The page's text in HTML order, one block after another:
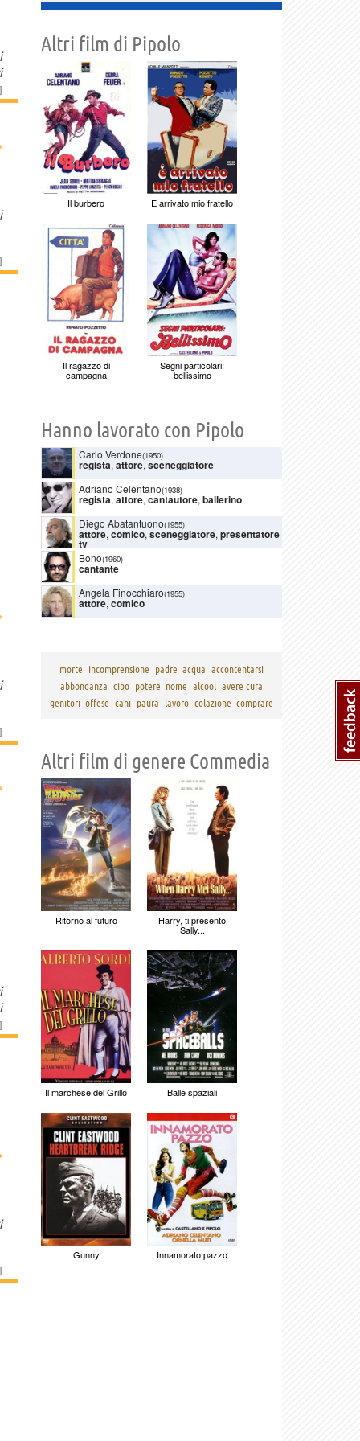
]
]
]
]
]
Altri film di Pipolo
Il burbero È arrivato mio fratello
Il ragazzo di
campagna
Segni particolari:
bellissimo
Hanno lavorato con Pipolo
Carlo Verdone(1950)
regista, attore, sceneggiatore
Adriano Celentano(1938)
regista, attore, cantautore, ballerino
Diego Abatantuono(1955)
attore, comico, sceneggiatore, presentatore
tv
Bono(1960)
cantante
Angela Finocchiaro(1955)
attore, comico
morte incomprensione padre acqua accontentarsi
abbondanza cibo potere nome alcool avere cura
genitori offese cani paura lavoro colazione comprare
Altri film di genere Commedia
Ritorno al futuro Harry, ti presento
Sally...
Il marchese del Grillo Balle spaziali
Gunny Innamorato pazzo